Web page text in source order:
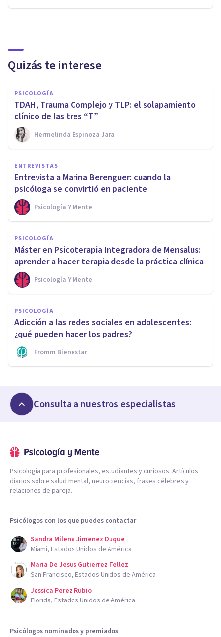
Quizás te interese
PSICOLOGÍA
TDAH, Trauma Complejo y TLP: el solapamiento
clínico de las tres “T”
Hermelinda Espinoza Jara
ENTREVISTAS
Entrevista a Marina Berenguer: cuando la
psicóloga se convirtió en paciente
Psicología Y Mente
PSICOLOGÍA
Máster en Psicoterapia Integradora de Mensalus:
aprender a hacer terapia desde la práctica clínica
Psicología Y Mente
PSICOLOGÍA
Adicción a las redes sociales en adolescentes:
¿qué pueden hacer los padres?
Fromm Bienestar
Consulta a nuestros especialistas
Psicología para profesionales, estudiantes y curiosos. Artículos
diarios sobre salud mental, neurociencias, frases célebres y
relaciones de pareja.
Psicólogos con los que puedes contactar
Sandra Milena Jimenez Duque
Miami, Estados Unidos de América
Maria De Jesus Gutierrez Tellez
San Francisco, Estados Unidos de América
Jessica Perez Rubio
Florida, Estados Unidos de América
Psicólogos nominados y premiados